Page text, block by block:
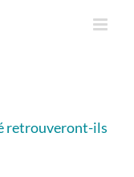
retrouveront-ils